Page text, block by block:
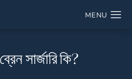
সার্জারি কি?